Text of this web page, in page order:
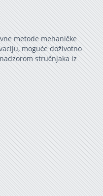
metode mehaničke
moguće doživotno
stručnjaka iz